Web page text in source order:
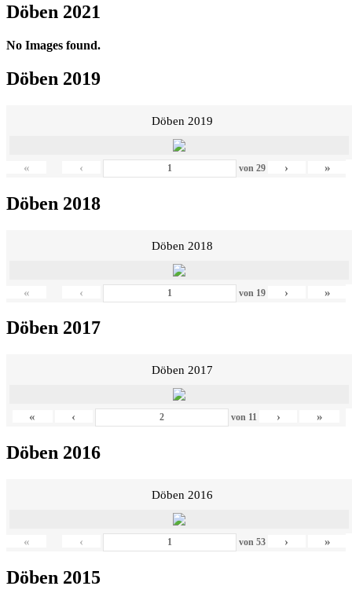
Döben 2021
No Images found.
Döben 2019
Döben 2019
« ‹ von 29 › »
Döben 2018
Döben 2018
« ‹ von 19 › »
Döben 2017
Döben 2017
« ‹ von 11 › »
Döben 2016
Döben 2016
« ‹ von 53 › »
Döben 2015